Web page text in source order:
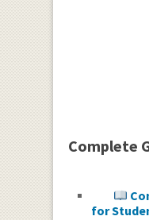
Complete
for